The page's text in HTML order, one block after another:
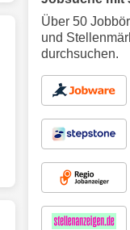
Über 50
und
durchsuchen.